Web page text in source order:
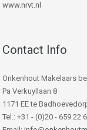
www.nrvt.nl
Contact Info
Onkenhout Makelaars
Pa Verkuyllaan 8
1171 EE te
Tel.: +31 - (0)20 - 659 22